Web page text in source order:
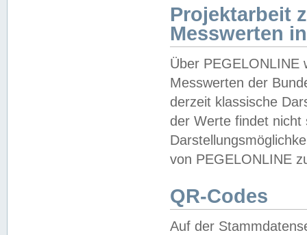
Projektarbeit
Messwerten
Über PEGELONLINE
Messwerten der
derzeit klassische
der Werte findet
von PEGELONLINE
QR-Codes
Auf der